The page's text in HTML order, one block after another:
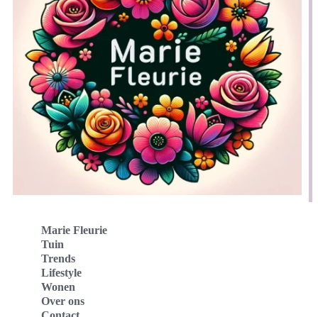
Marie Fleurie
Tuin
Trends
Lifestyle
Wonen
Over ons